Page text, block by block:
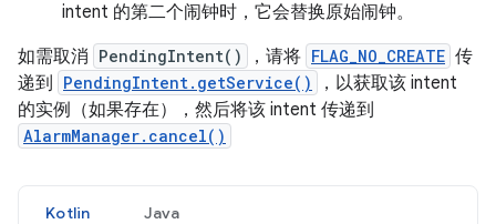
intent 的第二个闹钟时，它会替换原始闹钟。
如需取消 PendingIntent() ，请将 FLAG_NO_CREATE 传
递到
PendingIntent.getService()
，以获取该 intent
的实例（如果存在），然后将该 intent 传递到
AlarmManager.cancel()
Kotlin Java